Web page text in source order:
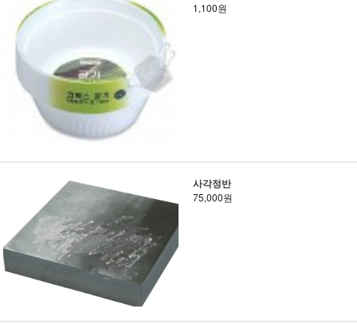
1,100원
사각정반
75,000원